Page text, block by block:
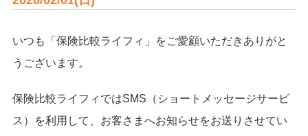
いつも「保険比較ライフィ」をご愛顧いただきありがと
うございます。
保険比較ライフィではSMS（ショートメッセージサービ
ス）を利用して、お客さまへお知らせをお送りさせてい